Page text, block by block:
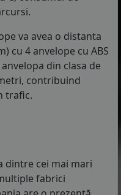
va avea o distanta
cu 4 anvelope cu ABS
din clasa de
contribuind
trafic.
dintre cei mai mari
fabrici